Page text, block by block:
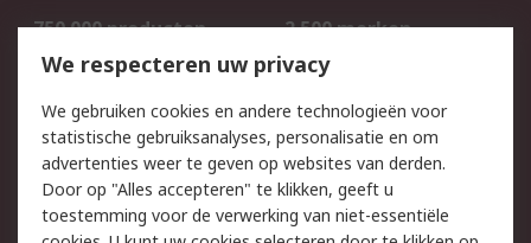
750.000 producten
2.500 merken
Bestellen
Inkoopoplossingen
Track & Trace
Wettelijk
Cookiebeleid
Email veiligheid
We respecteren uw privacy
We gebruiken cookies en andere technologieën voor
statistische gebruiksanalyses, personalisatie en om
advertenties weer te geven op websites van derden.
Door op "Alles accepteren" te klikken, geeft u
toestemming voor de verwerking van niet-essentiële